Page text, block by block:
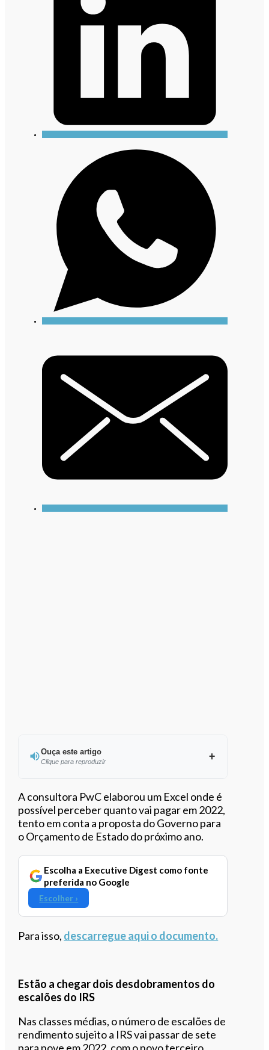
Ouça este artigo
Clique para reproduzir
Ouvir este artigo
A consultora PwC elaborou um Excel onde é
possível perceber quanto vai pagar em 2022,
tento em conta a proposta do Governo para
o Orçamento de Estado do próximo ano.
Escolha a Executive Digest como fonte
preferida no Google
Escolher ›
Para isso, descarregue aqui o documento.
Estão a chegar dois desdobramentos do
escalões do IRS
Nas classes médias, o número de escalões de
rendimento sujeito a IRS vai passar de sete